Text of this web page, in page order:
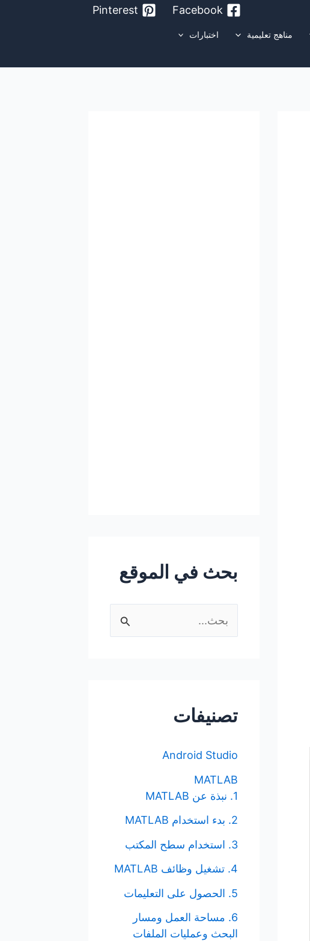
Facebook
Pinterest
مناهج تعليمية
اختبارات
بحث في الموقع
ل
ع
تصنيفات
Android Studio
MATLAB
1. نبذة عن MATLAB
2. بدء استخدام MATLAB
3. استخدام سطح المكتب
4. تشغيل وظائف MATLAB
5. الحصول على التعليمات
6. مساحة العمل ومسار
البحث وعمليات الملفات